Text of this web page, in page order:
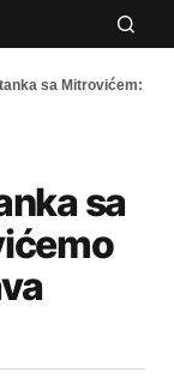
sa Mitrovićem:
sa